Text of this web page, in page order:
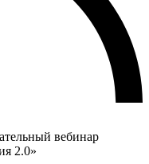
вебинар
2.0»